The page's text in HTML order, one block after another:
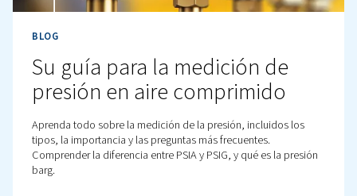
¿Cuál es la relación
y por qué es importante?
Descubra cómo calcular la relación entre caudal y kW
compresores de aire. Obtenga más información sobre
concepto y comprenda su importancia para acertar en
elección de la potencia de los equipos.